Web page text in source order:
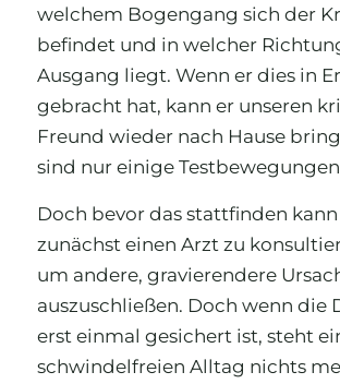
welchem Bogengang sich der
befindet und in welcher
Ausgang liegt. Wenn er dies in
gebracht hat, kann er unseren
Freund wieder nach Hause
sind nur einige
Doch bevor das stattfinden
zunächst einen Arzt zu
um andere, gravierendere
auszuschließen. Doch wenn die
erst einmal gesichert ist, steht
schwindelfreien Alltag nichts